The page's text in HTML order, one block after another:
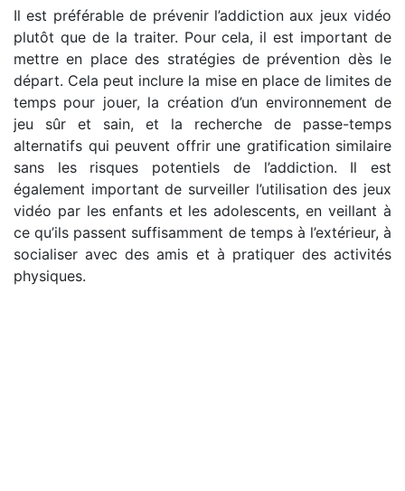
Il est préférable de prévenir l’addiction aux jeux vidéo
plutôt que de la traiter. Pour cela, il est important de
mettre en place des stratégies de prévention dès le
départ. Cela peut inclure la mise en place de limites de
temps pour jouer, la création d’un environnement de
jeu sûr et sain, et la recherche de passe-temps
alternatifs qui peuvent offrir une gratification similaire
sans les risques potentiels de l’addiction. Il est
également important de surveiller l’utilisation des jeux
vidéo par les enfants et les adolescents, en veillant à
ce qu’ils passent suffisamment de temps à l’extérieur, à
socialiser avec des amis et à pratiquer des activités
physiques.